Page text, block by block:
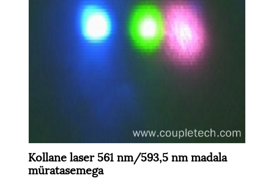
Kollane laser 561 nm/593,5 nm madala
müratasemega